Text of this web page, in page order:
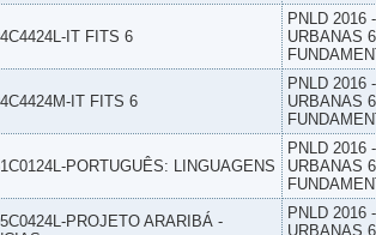
IT FITS 6
PNLD 2016
URBANAS
IT FITS 6
PNLD 2016
URBANAS
PORTUGUÊS: LINGUAGENS
PNLD 2016
URBANAS
PROJETO ARARIBÁ -
PNLD 2016
URBANAS